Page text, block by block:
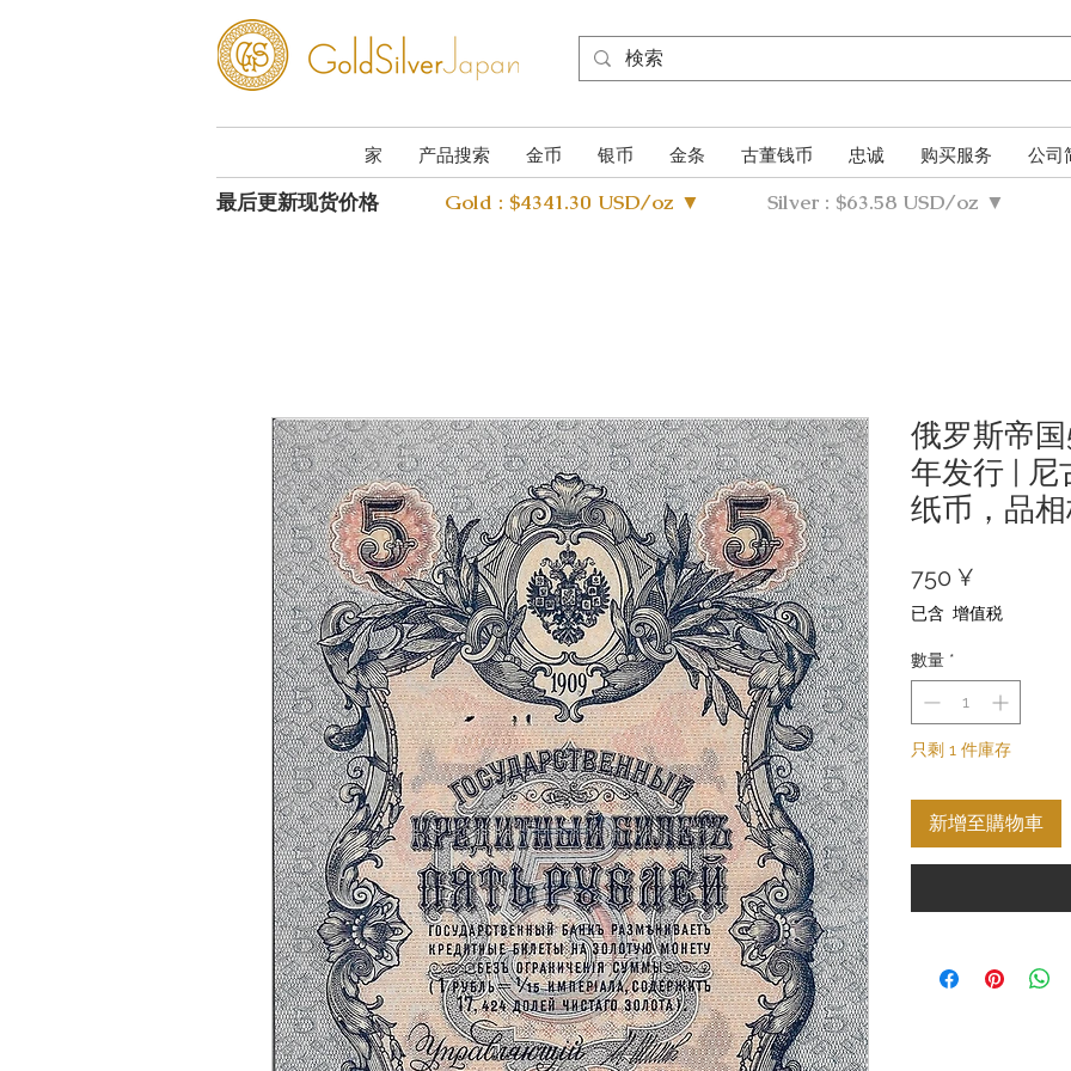
家 产品搜索 金币 银币 金条 古董钱币 忠诚 购买服务 公司
最后更新现货价格 Gold : $4341.30 USD/oz ▼ Silver : $63.58 USD/oz ▼
俄罗斯帝
年发行 | 尼
纸币，品
750 ¥
格
已含 增值税
數量 *
只剩 1 件庫存
新增至購物車